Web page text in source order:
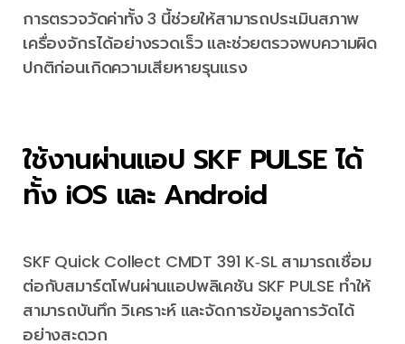
การตรวจวัดค่าทั้ง 3 นี้ช่วยให้สามารถประเมินสภาพ
เครื่องจักรได้อย่างรวดเร็ว และช่วยตรวจพบความผิด
ปกติก่อนเกิดความเสียหายรุนแรง
ใช้งานผ่านแอป SKF PULSE ได้
ทั้ง iOS และ Android
SKF Quick Collect CMDT 391 K‑SL สามารถเชื่อม
ต่อกับสมาร์ตโฟนผ่านแอปพลิเคชัน SKF PULSE ทำให้
สามารถบันทึก วิเคราะห์ และจัดการข้อมูลการวัดได้
อย่างสะดวก